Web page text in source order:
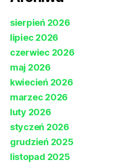
sierpień 2026
lipiec 2026
czerwiec 2026
maj 2026
kwiecień 2026
marzec 2026
luty 2026
styczeń 2026
grudzień 2025
listopad 2025